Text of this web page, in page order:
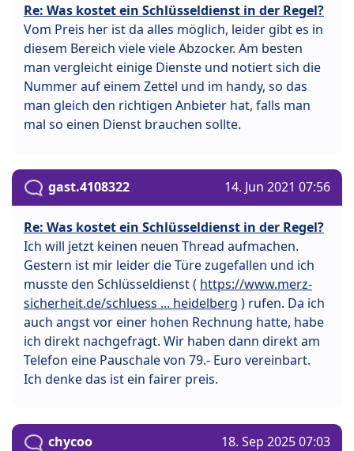
Re: Was kostet ein Schlüsseldienst in der Regel?
Vom Preis her ist da alles möglich, leider gibt es in
diesem Bereich viele viele Abzocker. Am besten
man vergleicht einige Dienste und notiert sich die
Nummer auf einem Zettel und im handy, so das
man gleich den richtigen Anbieter hat, falls man
mal so einen Dienst brauchen sollte.
gast.4108322 14. Jun 2021 07:56
Re: Was kostet ein Schlüsseldienst in der Regel?
Ich will jetzt keinen neuen Thread aufmachen.
Gestern ist mir leider die Türe zugefallen und ich
musste den Schlüsseldienst ( https://www.merz-
sicherheit.de/schluess ... heidelberg ) rufen. Da ich
auch angst vor einer hohen Rechnung hatte, habe
ich direkt nachgefragt. Wir haben dann direkt am
Telefon eine Pauschale von 79.- Euro vereinbart.
Ich denke das ist ein fairer preis.
chycoo 18. Sep 2025 07:03